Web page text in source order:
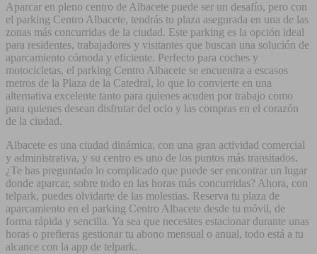
Aparcar en pleno centro de Albacete puede ser un desafío, pero con
el parking Centro Albacete, tendrás tu plaza asegurada en una de las
zonas más concurridas de la ciudad. Este parking es la opción ideal
para residentes, trabajadores y visitantes que buscan una solución de
aparcamiento cómoda y eficiente. Perfecto para coches y
motocicletas, el parking Centro Albacete se encuentra a escasos
metros de la Plaza de la Catedral, lo que lo convierte en una
alternativa excelente tanto para quienes acuden por trabajo como
para quienes desean disfrutar del ocio y las compras en el corazón
de la ciudad.
Albacete es una ciudad dinámica, con una gran actividad comercial
y administrativa, y su centro es uno de los puntos más transitados.
¿Te has preguntado lo complicado que puede ser encontrar un lugar
donde aparcar, sobre todo en las horas más concurridas? Ahora, con
telpark, puedes olvidarte de las molestias. Reserva tu plaza de
aparcamiento en el parking Centro Albacete desde tu móvil, de
forma rápida y sencilla. Ya sea que necesites estacionar durante unas
horas o prefieras gestionar tu abono mensual o anual, todo está a tu
alcance con la app de telpark.